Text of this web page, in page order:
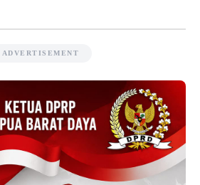
ADVERTISEMENT